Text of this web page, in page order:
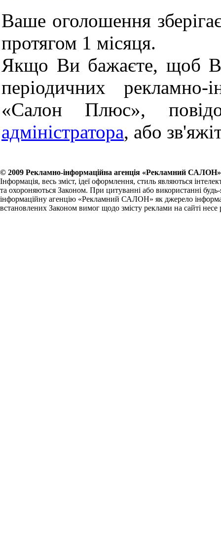
Ваше оголошення
протягом 1 місяця.
Якщо Ви бажаєте, щоб
періодичних рекламно-
«Салон Плюс»,
адміністратора, або
© 2009 Рекламно-інформаційна агенція «Рекламний
Інформація, весь зміст, ідеї оформлення, стиль являються
та охороняються Законом. При цитуванні або використанні
інформаційну агенцію «Рекламний САЛОН» як джерело
встановлених Законом вимог щодо змісту реклами на сайті несе